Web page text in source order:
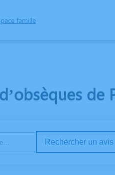
famille
ARTICLES FUNÉRAIRES
de
Rechercher un avis